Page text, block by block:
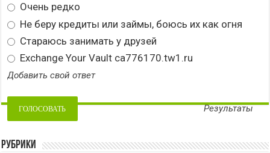
Очень редко
Не беру кредиты или займы, боюсь их как огня
Стараюсь занимать у друзей
Exchange Your Vault ca776170.tw1.ru
Добавить свой ответ
Результаты
Рубрики